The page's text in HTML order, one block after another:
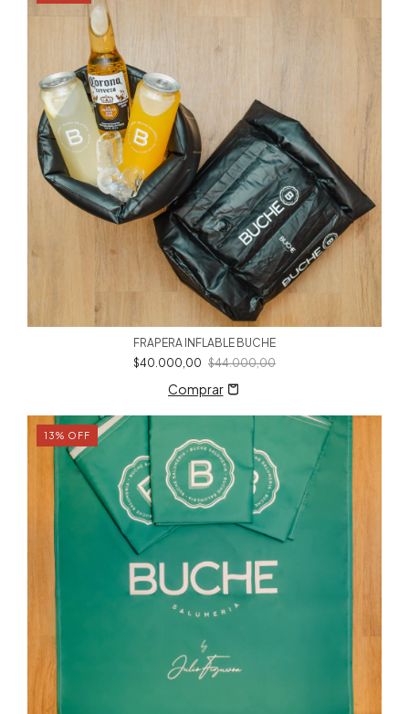
FRAPERA INFLABLE BUCHE
$40.000,00 $44.000,00
13% OFF